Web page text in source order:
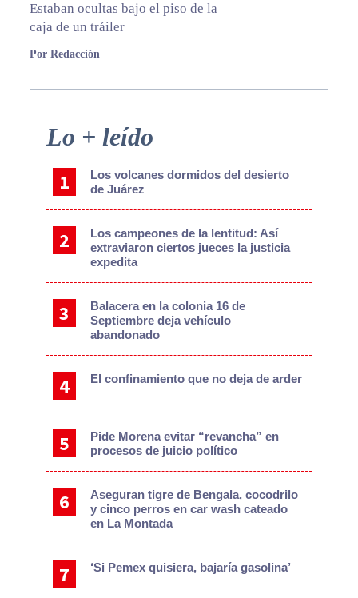
Estaban ocultas bajo el piso de la
caja de un tráiler
Por Redacción
Primary
Lo + leído
Los volcanes dormidos del desierto
de Juárez
Los campeones de la lentitud: Así
extraviaron ciertos jueces la justicia
expedita
Balacera en la colonia 16 de
Septiembre deja vehículo
abandonado
El confinamiento que no deja de arder
Pide Morena evitar “revancha” en
procesos de juicio político
Aseguran tigre de Bengala, cocodrilo
y cinco perros en car wash cateado
en La Montada
‘Si Pemex quisiera, bajaría gasolina’